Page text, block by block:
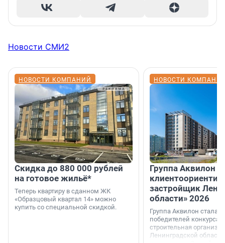
Новости СМИ2
НОВОСТИ КОМПАНИЙ
Скидка до 880 000 рублей
на готовое жильё*
Теперь квартиру в сданном ЖК
«Образцовый квартал 14» можно
купить со специальной скидкой.
НОВОСТИ
Группа Аквилон
застройщик
области» 2026
Группа Аквилон стала
победителей конкурса
строительная
Ленинградской области